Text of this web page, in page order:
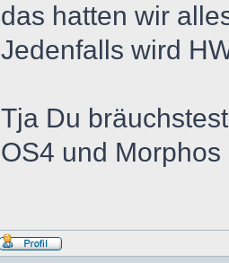
das hatten wir
Jedenfalls wird
Tja Du
OS4 und
Profil